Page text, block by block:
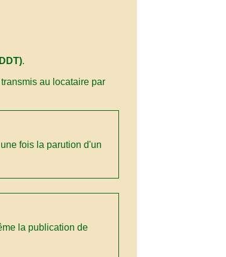
.
au locataire par
fois la parution d'un
la publication de